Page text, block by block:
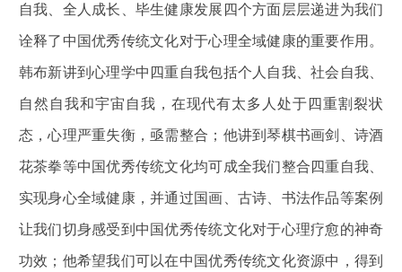
自我、全人成长、毕生健康发展四个方面层层递进为我们
诠释了中国优秀传统文化对于心理全域健康的重要作用。
韩布新讲到心理学中四重自我包括个人自我、社会自我、
自然自我和宇宙自我，在现代有太多人处于四重割裂状
态，心理严重失衡，亟需整合；他讲到琴棋书画剑、诗酒
花茶拳等中国优秀传统文化均可成全我们整合四重自我、
实现身心全域健康，并通过国画、古诗、书法作品等案例
让我们切身感受到中国优秀传统文化对于心理疗愈的神奇
功效；他希望我们可以在中国优秀传统文化资源中，得到